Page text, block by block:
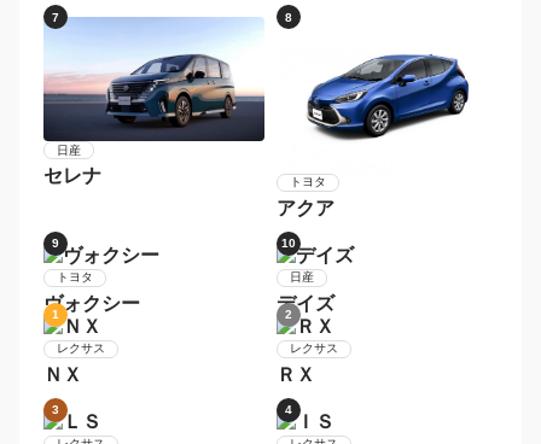
タント
ホンダ
Ｎ−ＢＯＸカスタム
3
ホンダ
Ｎ−ＢＯＸ スズキ
ハスラー
5 6